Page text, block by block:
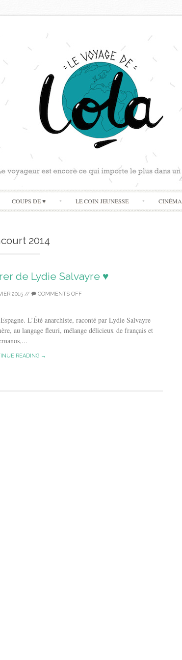
Skip
to
COUPS DE ♥ LE COIN JEUNESSE CINÉMA
2014
de Lydie Salvayre ♥
2015// COMMENTS OFF
L’Été anarchiste, raconté par Lydie Salvayre
au langage fleuri, mélange délicieux de français et
READING →